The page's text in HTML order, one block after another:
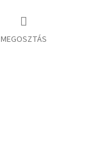
MEGOSZTÁS